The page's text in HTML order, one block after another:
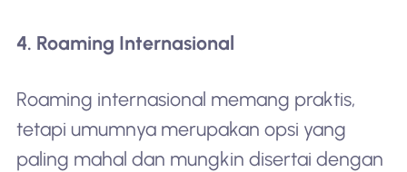
4. Roaming Internasional
Roaming internasional memang praktis,
tetapi umumnya merupakan opsi yang
paling mahal dan mungkin disertai dengan